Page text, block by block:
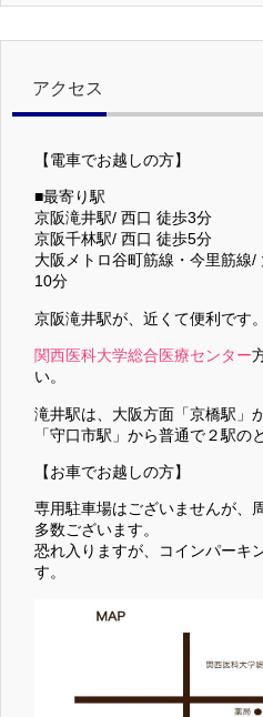
アクセス
【電車でお越しの方】
■最寄り駅
京阪滝井駅/ 西口 徒歩3分
京阪千林駅/ 西口 徒歩5分
大阪メトロ谷町筋線・今里筋
10分
京阪滝井駅が、近くて便利です。
関西医科大学総合医療センター
い。
滝井駅は、大阪方面「京橋駅」
「守口市駅」から普通で２駅の
【お車でお越しの方】
専用駐車場はございませんが、
多数ございます。
恐れ入りますが、コインパーキ
す。